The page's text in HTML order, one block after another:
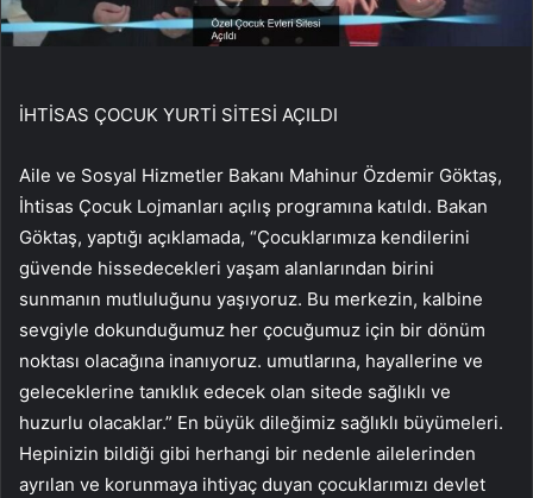
İHTİSAS ÇOCUK YURTİ SİTESİ AÇILDI
Aile ve Sosyal Hizmetler Bakanı Mahinur Özdemir Göktaş,
İhtisas Çocuk Lojmanları açılış programına katıldı. Bakan
Göktaş, yaptığı açıklamada, “Çocuklarımıza kendilerini
güvende hissedecekleri yaşam alanlarından birini
sunmanın mutluluğunu yaşıyoruz. Bu merkezin, kalbine
sevgiyle dokunduğumuz her çocuğumuz için bir dönüm
noktası olacağına inanıyoruz. umutlarına, hayallerine ve
geleceklerine tanıklık edecek olan sitede sağlıklı ve
huzurlu olacaklar.” En büyük dileğimiz sağlıklı büyümeleri.
Hepinizin bildiği gibi herhangi bir nedenle ailelerinden
ayrılan ve korunmaya ihtiyaç duyan çocuklarımızı devlet